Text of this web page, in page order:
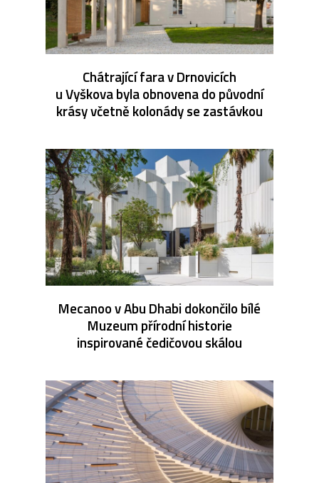
Chátrající fara v Drnovicích
u Vyškova byla obnovena do původní
krásy včetně kolonády se zastávkou
Mecanoo v Abu Dhabi dokončilo bílé
Muzeum přírodní historie
inspirované čedičovou skálou